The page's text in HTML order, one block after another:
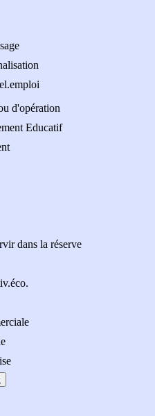
d'opération
Educatif
dans la réserve